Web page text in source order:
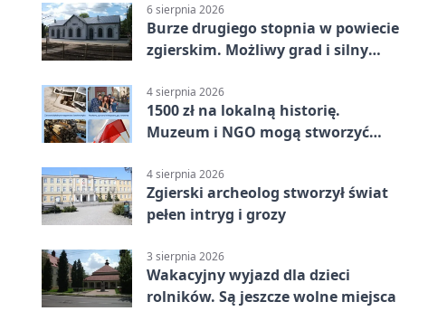
6 sierpnia 2026
Burze drugiego stopnia w powiecie
zgierskim. Możliwy grad i silny
4 sierpnia 2026
1500 zł na lokalną historię.
Muzeum i NGO mogą stworzyć
4 sierpnia 2026
Zgierski archeolog stworzył świat
pełen intryg i grozy
3 sierpnia 2026
Wakacyjny wyjazd dla dzieci
rolników. Są jeszcze wolne miejsca